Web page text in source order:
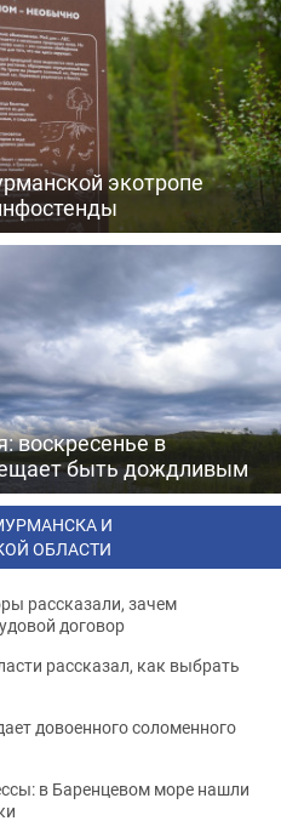
экотропе
воскресенье в
быть дождливым
И
ОБЛАСТИ
рассказали, зачем
договор
рассказал, как выбрать
довоенного соломенного
в Баренцевом море нашли